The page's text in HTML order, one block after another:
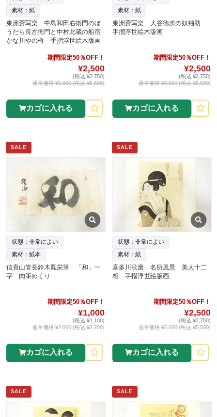
素材：紙
東洲斎写楽 中島和田右衛門のぼ
うだら長左衛門と中村此蔵の船宿
かな川やの権 手摺浮世絵木版画
期間限定50％OFF！
¥2,500
(税込 ¥2,750)
通常価格 ¥5,000 (税込 ¥5,500)
カゴに入れる
素材：紙
東洲斎写楽 大谷徳次の奴袖助
手摺浮世絵木版画
期間限定50％OFF！
¥2,500
(税込 ¥2,750)
通常価格 ¥5,000 (税込 ¥5,500)
カゴに入れる
SALE
状態：非常によい
素材：紙本
信貴山管長鈴木鳳栄筆 「和」一
字 肉筆めくり
期間限定50％OFF！
¥1,000
(税込 ¥1,100)
通常価格 ¥2,000 (税込 ¥2,200)
カゴに入れる
SALE
状態：非常によい
素材：紙
喜多川歌磨 名所風景 美人十二
相 手摺浮世絵版画
期間限定50％OFF！
¥2,500
(税込 ¥2,750)
通常価格 ¥5,000 (税込 ¥5,500)
カゴに入れる
SALE SALE